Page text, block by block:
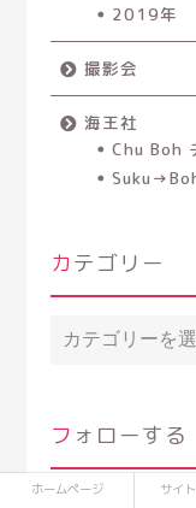
2019年
撮影会
海王社
Chu Boh
カテゴリー
テ
ー フォローする
Twitter
ホームページ サイ